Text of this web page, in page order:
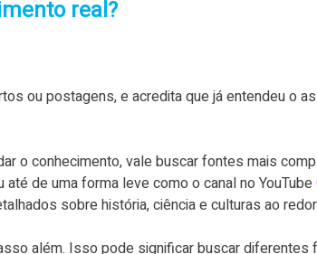
real?
ou postagens, e acredita que já entendeu o
o conhecimento, vale buscar fontes mais
até de uma forma leve como o canal no YouTube
sobre história, ciência e culturas ao
além. Isso pode significar buscar